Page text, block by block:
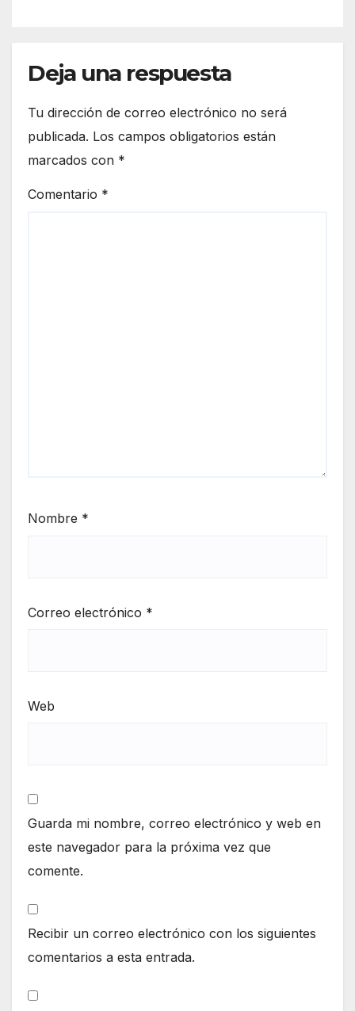
Santuario de Nuestra Señora
Deja una respuesta
Tu dirección de correo electrónico no será
publicada. Los campos obligatorios están
marcados con *
Comentario *
Nombre *
Correo electrónico *
Web
Guarda mi nombre, correo electrónico y web en
este navegador para la próxima vez que
comente.
Recibir un correo electrónico con los siguientes
comentarios a esta entrada.